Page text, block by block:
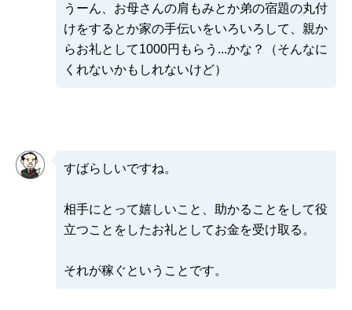
うーん、お母さんの肩もみとか弟の宿題の丸付
けをするとか家の手伝いをいろいろして、親か
らお礼として1000円もらう...かな？（そんなに
くれないかもしれないけど）
すばらしいですね。
相手にとって嬉しいこと、助かることをして役
立つことをしたお礼としてお金を受け取る。
それが稼ぐということです。